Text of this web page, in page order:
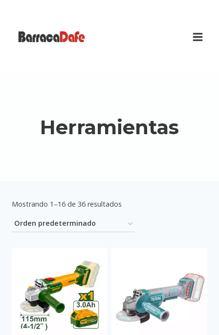
contenido
Herramientas
Mostrando 1–16 de 36 resultados